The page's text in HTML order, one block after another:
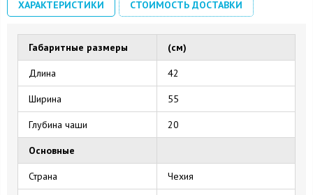
ХАРАКТЕРИСТИКИ СТОИМОСТЬ ДОСТАВКИ
Габаритные размеры (см)
Длина 42
Ширина 55
Глубина чаши 20
Основные
Страна Чехия